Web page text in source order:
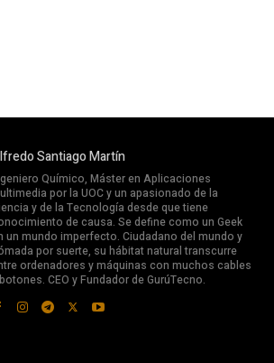
Santiago Martín
Químico, Máster en Aplicaciones
por la UOC y un apasionado de la
y de la Tecnología desde que tiene
de causa. Se define como un Geek
un mundo imperfecto. Ciudadano del mundo y
por suerte, su hábitat natural transcurre
ordenadores y máquinas con muchos cables
CEO y Fundador de GurúTecno.